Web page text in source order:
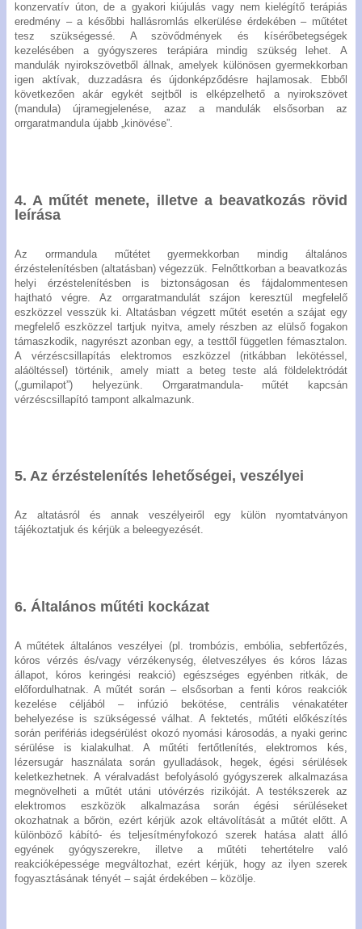
konzervatív úton, de a gyakori kiújulás vagy nem kielégítő terápiás
eredmény – a későbbi hallásromlás elkerülése érdekében – műtétet
tesz szükségessé. A szövődmények és kísérőbetegségek
kezelésében a gyógyszeres terápiára mindig szükség lehet. A
mandulák nyirokszövetből állnak, amelyek különösen gyermekkorban
igen aktívak, duzzadásra és újdonképződésre hajlamosak. Ebből
következően akár egykét sejtből is elképzelhető a nyirokszövet
(mandula) újramegjelenése, azaz a mandulák elsősorban az
orrgaratmandula újabb „kinövése”.
4. A műtét menete, illetve a beavatkozás rövid
leírása
Az orrmandula műtétet gyermekkorban mindig általános
érzéstelenítésben (altatásban) végezzük. Felnőttkorban a beavatkozás
helyi érzéstelenítésben is biztonságosan és fájdalommentesen
hajtható végre. Az orrgaratmandulát szájon keresztül megfelelő
eszközzel vesszük ki. Altatásban végzett műtét esetén a szájat egy
megfelelő eszközzel tartjuk nyitva, amely részben az elülső fogakon
támaszkodik, nagyrészt azonban egy, a testtől független fémasztalon.
A vérzéscsillapítás elektromos eszközzel (ritkábban lekötéssel,
aláöltéssel) történik, amely miatt a beteg teste alá földelektródát
(„gumilapot”) helyezünk. Orrgaratmandula- műtét kapcsán
vérzéscsillapító tampont alkalmazunk.
5. Az érzéstelenítés lehetőségei, veszélyei
Az altatásról és annak veszélyeiről egy külön nyomtatványon
tájékoztatjuk és kérjük a beleegyezését.
6. Általános műtéti kockázat
A műtétek általános veszélyei (pl. trombózis, embólia, sebfertőzés,
kóros vérzés és/vagy vérzékenység, életveszélyes és kóros lázas
állapot, kóros keringési reakció) egészséges egyénben ritkák, de
előfordulhatnak. A műtét során – elsősorban a fenti kóros reakciók
kezelése céljából – infúzió bekötése, centrális vénakatéter
behelyezése is szükségessé válhat. A fektetés, műtéti előkészítés
során perifériás idegsérülést okozó nyomási károsodás, a nyaki gerinc
sérülése is kialakulhat. A műtéti fertőtlenítés, elektromos kés,
lézersugár használata során gyulladások, hegek, égési sérülések
keletkezhetnek. A véralvadást befolyásoló gyógyszerek alkalmazása
megnövelheti a műtét utáni utóvérzés rizikóját. A testékszerek az
elektromos eszközök alkalmazása során égési sérüléseket
okozhatnak a bőrön, ezért kérjük azok eltávolítását a műtét előtt. A
különböző kábító- és teljesítményfokozó szerek hatása alatt álló
egyének gyógyszerekre, illetve a műtéti tehertételre való
reakcióképessége megváltozhat, ezért kérjük, hogy az ilyen szerek
fogyasztásának tényét – saját érdekében – közölje.